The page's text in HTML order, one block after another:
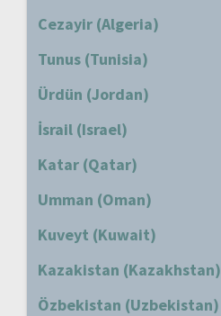
Cezayir (Algeria)
Tunus (Tunisia)
Ürdün (Jordan)
İsrail (Israel)
Katar (Qatar)
Umman (Oman)
Kuveyt (Kuwait)
Kazakistan (Kazakhstan)
Özbekistan (Uzbekistan)